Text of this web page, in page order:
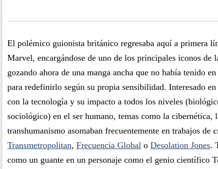
El polémico guionista británico regresaba aquí a primera
Marvel, encargándose de uno de los principales iconos de
gozando ahora de una manga ancha que no había tenido
para redefinirlo según su propia sensibilidad. Interesado
con la tecnología y su impacto a todos los niveles
sociológico) en el ser humano, temas como la cibernética,
transhumanismo asomaban frecuentemente en trabajos de
Transmetropolitan, Frecuencia Global o Desolation Jones.
como un guante en un personaje como el genio científico